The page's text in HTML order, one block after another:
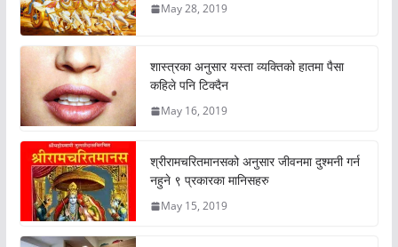
May 28, 2019
शास्त्रका अनुसार यस्ता व्यक्तिको हातमा पैसा
कहिले पनि टिक्दैन
May 16, 2019
श्रीरामचरितमानसको अनुसार जीवनमा दुश्मनी गर्न
नहुने ९ प्रकारका मानिसहरु
May 15, 2019